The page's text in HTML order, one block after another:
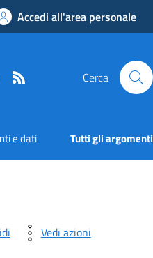
Accedi all'area personale
Telegram Cerca
e dati Tutti gli argomenti
Vedi azioni